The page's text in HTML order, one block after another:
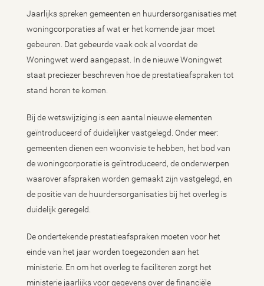
Jaarlijks spreken gemeenten en huurdersorganisaties met
woningcorporaties af wat er het komende jaar moet
gebeuren. Dat gebeurde vaak ook al voordat de
Woningwet werd aangepast. In de nieuwe Woningwet
staat preciezer beschreven hoe de prestatieafspraken tot
stand horen te komen.
Bij de wetswijziging is een aantal nieuwe elementen
geïntroduceerd of duidelijker vastgelegd. Onder meer:
gemeenten dienen een woonvisie te hebben, het bod van
de woningcorporatie is geïntroduceerd, de onderwerpen
waarover afspraken worden gemaakt zijn vastgelegd, en
de positie van de huurdersorganisaties bij het overleg is
duidelijk geregeld.
De ondertekende prestatieafspraken moeten voor het
einde van het jaar worden toegezonden aan het
ministerie. En om het overleg te faciliteren zorgt het
ministerie jaarlijks voor gegevens over de financiële